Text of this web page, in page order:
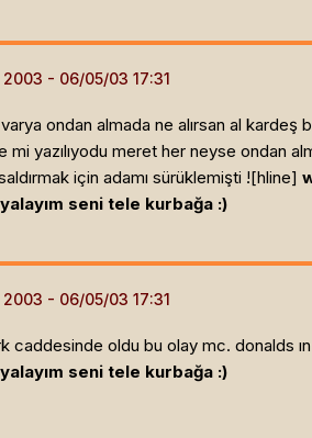
2003
ondan almada ne alırsan al kardeş
mi yazılıyodu meret her neyse ondan
için adamı sürüklemişti ![hline]
seni tele kurbağa :)
2003
caddesinde oldu bu olay mc. donalds
seni tele kurbağa :)